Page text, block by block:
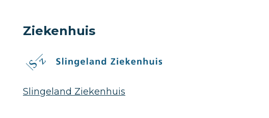
Ziekenhuis
Slingeland Ziekenhuis